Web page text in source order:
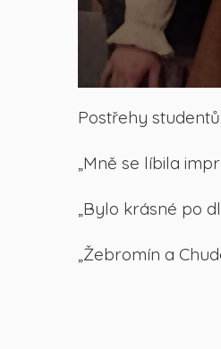
Postřehy studentů:
„Mně se líbila
„Bylo krásné po
„Žebromín a